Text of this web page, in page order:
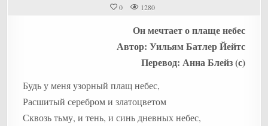
0 1280
Он мечтает о плаще небес
Автор: Уильям Батлер Йейтс
Перевод: Анна Блейз (с)
Будь у меня узорный плащ небес,
Расшитый серебром и златоцветом
Сквозь тьму, и тень, и синь дневных небес,